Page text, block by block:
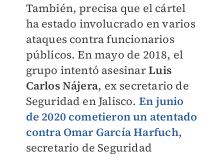
También, precisa que el cártel
ha estado involucrado en varios
ataques contra funcionarios
públicos. En mayo de 2018, el
grupo intentó asesinarLuis
Carlos Nájera, ex secretario de
Seguridad en Jalisco. En junio
de 2020 cometieron un atentado
contra Omar García Harfuch,
secretario de Seguridad